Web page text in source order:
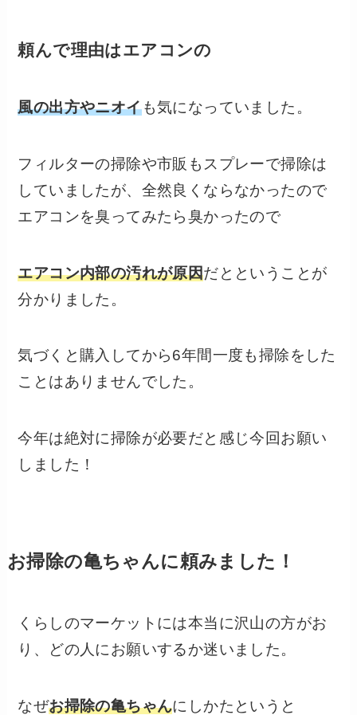
頼んで理由はエアコンの
風の出方やニオイも気になっていました。
フィルターの掃除や市販もスプレーで掃除は
していましたが、全然良くならなかったので
エアコンを臭ってみたら臭かったので
エアコン内部の汚れが原因だとということが
分かりました。
気づくと購入してから6年間一度も掃除をした
ことはありませんでした。
今年は絶対に掃除が必要だと感じ今回お願い
しました！
お掃除の亀ちゃんに頼みました！
くらしのマーケットには本当に沢山の方がお
り、どの人にお願いするか迷いました。
なぜお掃除の亀ちゃんにしかたというと